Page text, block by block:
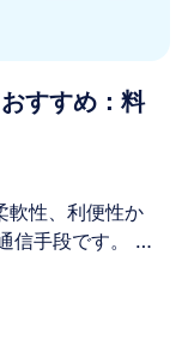
く広範囲に及ぶ
日本SIMカード購
ありますか？ 2
専用）のSIMカ
）のSIMカード
味します。 ただ
すすめ：料
軟性、利便性か
信手段です。 ベ
ージの利用が可能